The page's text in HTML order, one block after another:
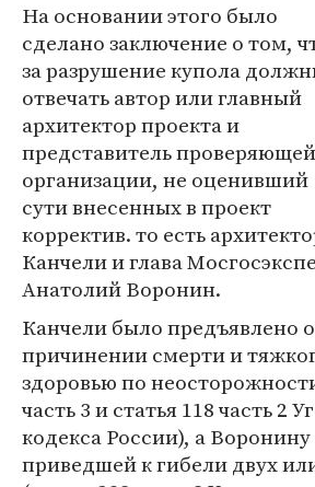
На основании этого было
сделано заключение о том,
за разрушение купола
отвечать автор или главный
архитектор проекта и
представитель проверяющей
организации, не оценивший
сути внесенных в проект
корректив. то есть
Канчели и глава
Анатолий Воронин.
Канчели было предъявлено
причинении смерти и
здоровью по
часть 3 и статья 118 часть 2
кодекса России), а Воронину
приведшей к гибели двух